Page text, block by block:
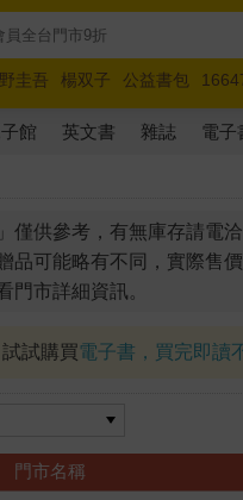
圭吾 楊双子 公益書包
路邊攤新作 馬斯克 玩具總
館 英文書 雜誌 電子
供參考，有無庫存請電洽
可能略有不同，實際售價
市詳細資訊。
試購買電子書，買完即讀
門市名稱